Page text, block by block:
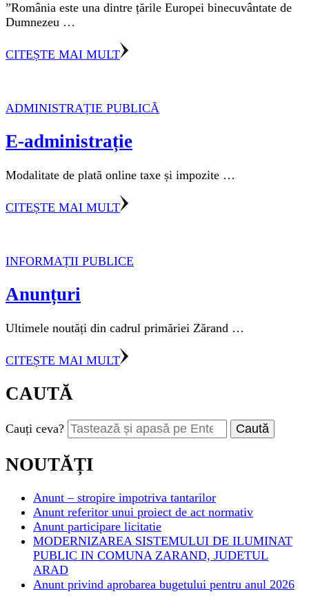
”România este una dintre țările Europei binecuvântate de
Dumnezeu …
CITEȘTE MAI MULT
ADMINISTRAȚIE PUBLICĂ
E-administrație
Modalitate de plată online taxe și impozite …
CITEȘTE MAI MULT
INFORMAȚII PUBLICE
Anunțuri
Ultimele noutăți din cadrul primăriei Zărand …
CITEȘTE MAI MULT
CAUTĂ
Cauți ceva?
NOUTĂȚI
Anunt – stropire impotriva tantarilor
Anunt referitor unui proiect de act normativ
Anunt participare licitatie
MODERNIZAREA SISTEMULUI DE ILUMINAT
PUBLIC IN COMUNA ZARAND, JUDETUL
ARAD
Anunt privind aprobarea bugetului pentru anul 2026